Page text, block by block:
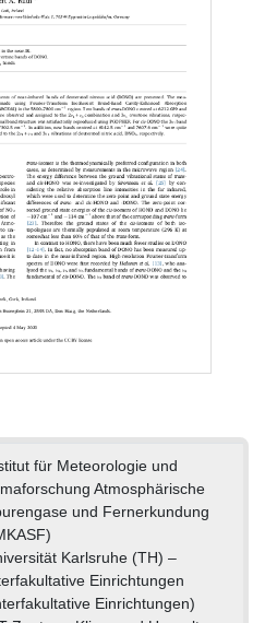
für Meteorologie und
Atmosphärische
und Fernerkundung
Karlsruhe (TH) –
Einrichtungen
Einrichtungen)